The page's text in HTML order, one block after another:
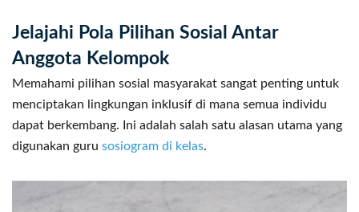
Jelajahi Pola Pilihan Sosial Antar
Anggota Kelompok
Memahami pilihan sosial masyarakat sangat penting untuk
menciptakan lingkungan inklusif di mana semua individu
dapat berkembang. Ini adalah salah satu alasan utama yang
digunakan guru sosiogram di kelas.